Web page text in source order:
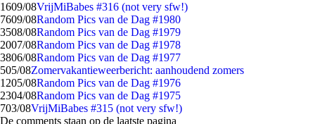
1609/08VrijMiBabes #316 (not very sfw!)
7609/08Random Pics van de Dag #1980
3508/08Random Pics van de Dag #1979
2007/08Random Pics van de Dag #1978
3806/08Random Pics van de Dag #1977
505/08Zomervakantieweerbericht: aanhoudend zomers
1205/08Random Pics van de Dag #1976
2304/08Random Pics van de Dag #1975
703/08VrijMiBabes #315 (not very sfw!)
De comments staan op de laatste pagina